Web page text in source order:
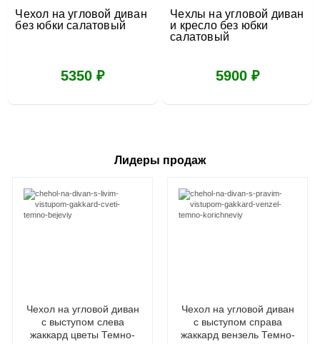
Чехол на угловой диван
без юбки салатовый
5350 ₽
Чехлы на угловой диван
и кресло без юбки
салатовый
5900 ₽
Лидеры продаж
Чехол на угловой диван
с выступом слева
жаккард цветы Темно-
Чехол на угловой диван
с выступом справа
жаккард вензель Темно-